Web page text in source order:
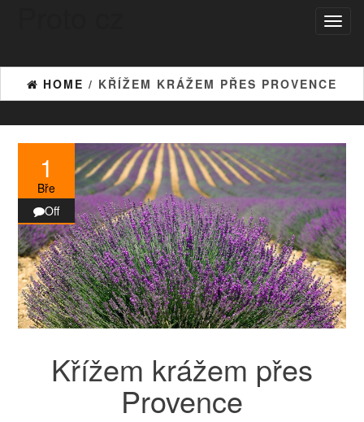
HOME / KŘÍŽEM KRÁŽEM PŘES PROVENCE
1
Bře
Off
Křížem krážem přes
Provence